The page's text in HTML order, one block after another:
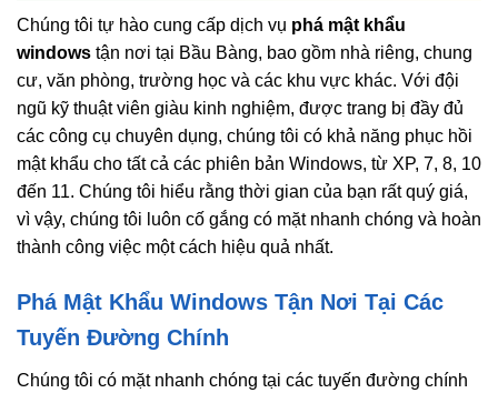
Chúng tôi tự hào cung cấp dịch vụ phá mật khẩu
windows tận nơi tại Bầu Bàng, bao gồm nhà riêng, chung
cư, văn phòng, trường học và các khu vực khác. Với đội
ngũ kỹ thuật viên giàu kinh nghiệm, được trang bị đầy đủ
các công cụ chuyên dụng, chúng tôi có khả năng phục hồi
mật khẩu cho tất cả các phiên bản Windows, từ XP, 7, 8, 10
đến 11. Chúng tôi hiểu rằng thời gian của bạn rất quý giá,
vì vậy, chúng tôi luôn cố gắng có mặt nhanh chóng và hoàn
thành công việc một cách hiệu quả nhất.
Phá Mật Khẩu Windows Tận Nơi Tại Các
Tuyến Đường Chính
Chúng tôi có mặt nhanh chóng tại các tuyến đường chính